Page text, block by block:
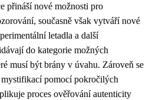
přináší nové možnosti pro
současně však vytváří nové
letadla a další
do kategorie možných
musí být brány v úvahu. Zároveň se
pomocí pokročilých
proces ověřování autenticity